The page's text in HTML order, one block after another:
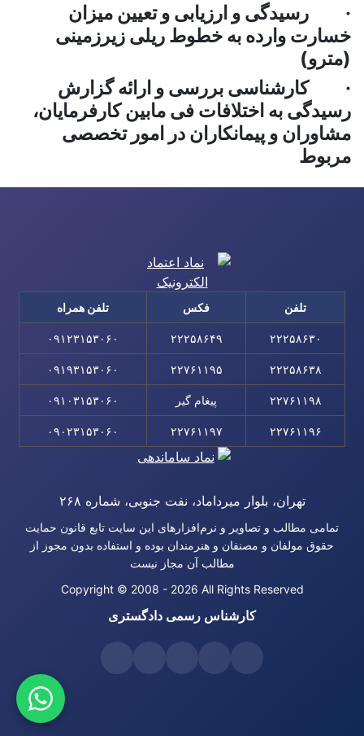
· رسیدگی و ارزیابی و تعیین میزان
خسارت وارده به خطوط ریلی زیرزمینی
(مترو)
· کارشناسی بررسی و ارائه گزارش
رسیدگی به اختلافات فی مابین کارفرمایان،
مشاوران و پیمانکاران در امور تخصصی
مربوط
تلفن فکس تلفن همراه
۲۲۲۵۸۶۳۰ ۲۲۲۵۸۶۴۹ ۰۹۱۲۳۱۵۳۰۶۰
۲۲۲۵۸۶۳۸ ۲۲۷۶۱۱۹۵ ۰۹۱۹۳۱۵۳۰۶۰
۲۲۷۶۱۱۹۸ پیغام گیر ۰۹۱۰۳۱۵۳۰۶۰
۲۲۷۶۱۱۹۶ ۲۲۷۶۱۱۹۷ ۰۹۰۲۳۱۵۳۰۶۰
تهران، بلوار میرداماد، نفت جنوبی، شماره ۲۶۸
تمامی مطالب و تصاویر و نرم‌افزارهای این سایت تابع قانون حمایت
حقوق مولفان و مصنفان و هنرمندان بوده و استفاده بدون مجوز از
مطالب آن مجاز نیست
Copyright © 2008 - 2026 All Rights Reserved
کارشناس رسمی دادگستری